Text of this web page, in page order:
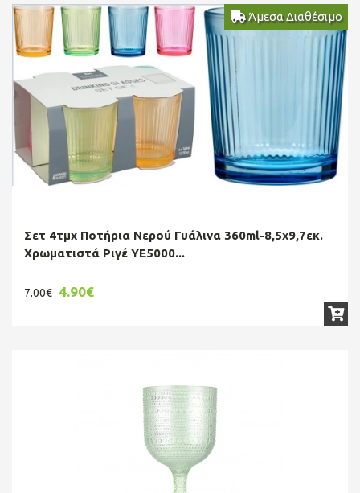
Άμεσα Διαθέσιμο
Σετ 4τμχ Ποτήρια Νερού Γυάλινα 360ml-8,5x9,7εκ.
Χρωματιστά Ριγέ YE5000...
7.00€ 4.90€